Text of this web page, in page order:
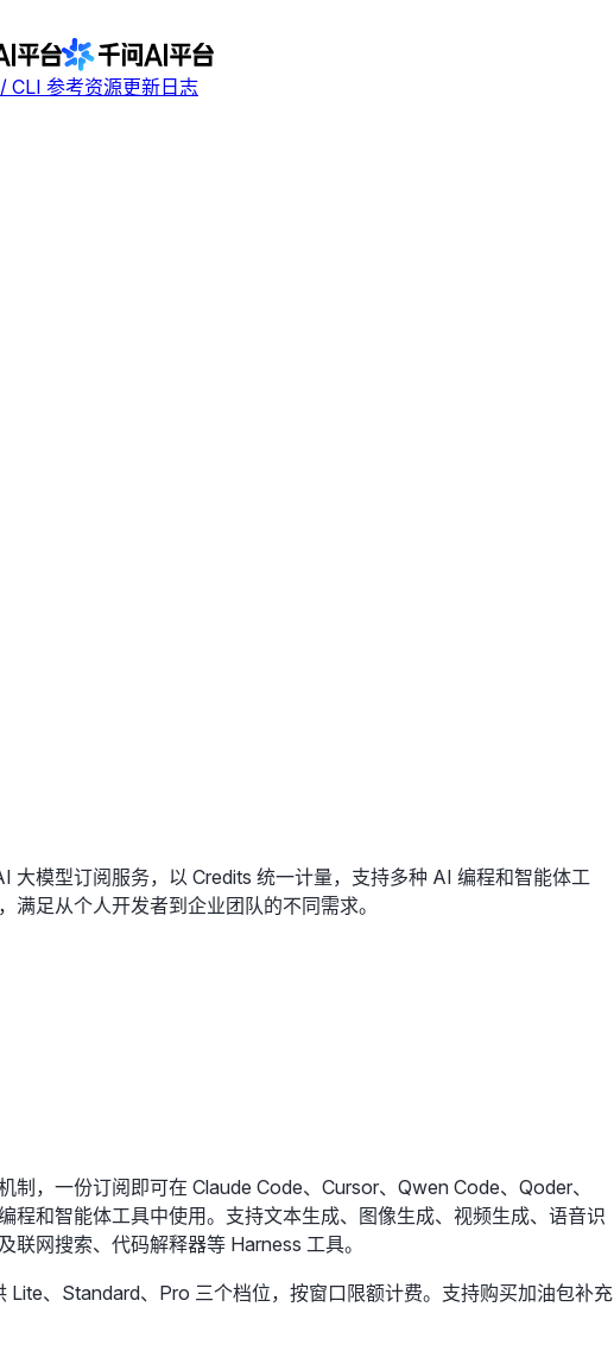
CLI 参考资源更新日志
大模型订阅服务，以 Credits 统一计量，支持多种 AI 编程和智能体工
满足从个人开发者到企业团队的不同需求。
制，一份订阅即可在 Claude Code、Cursor、Qwen Code、Qoder、
程和智能体工具中使用。支持文本生成、图像生成、视频生成、语音识
网搜索、代码解释器等 Harness 工具。
Lite、Standard、Pro 三个档位，按窗口限额计费。支持购买加油包补充